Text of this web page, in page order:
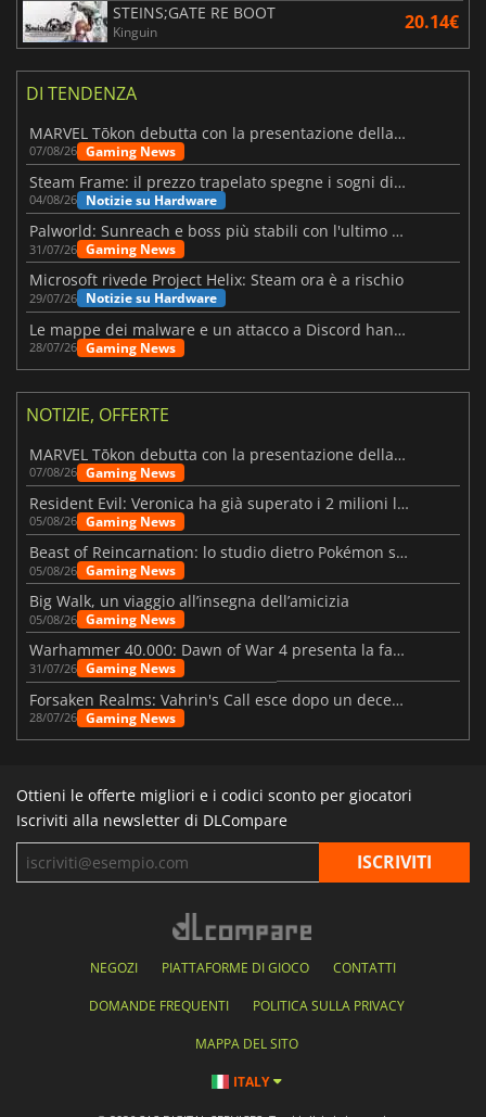
STEINS;GATE RE BOOT
Kinguin 20.14€
DI TENDENZA
MARVEL Tōkon debutta con la presentazione della roadmap per il primo anno
07/08/26 Gaming News
Steam Frame: il prezzo trapelato spegne i sogni di un VR economico
04/08/26 Notizie su Hardware
Palworld: Sunreach e boss più stabili con l'ultimo update
31/07/26 Gaming News
Microsoft rivede Project Helix: Steam ora è a rischio
29/07/26 Notizie su Hardware
Le mappe dei malware e un attacco a Discord hanno colpito Meccha Chameleon
28/07/26 Gaming News
NOTIZIE, OFFERTE
MARVEL Tōkon debutta con la presentazione della roadmap per il primo anno
07/08/26 Gaming News
Resident Evil: Veronica ha già superato i 2 milioni liste dei desideri
05/08/26 Gaming News
Beast of Reincarnation: lo studio dietro Pokémon su una nuova strada
05/08/26 Gaming News
Big Walk, un viaggio all’insegna dell’amicizia
05/08/26 Gaming News
Warhammer 40.000: Dawn of War 4 presenta la fazione dei Necron
31/07/26 Gaming News
Forsaken Realms: Vahrin's Call esce dopo un decennio di sviluppo
28/07/26 Gaming News
Ottieni le offerte migliori e i codici sconto per giocatori
Iscriviti alla newsletter di DLCompare
NEGOZI PIATTAFORME DI GIOCO CONTATTI
DOMANDE FREQUENTI POLITICA SULLA PRIVACY
MAPPA DEL SITO
ITALY